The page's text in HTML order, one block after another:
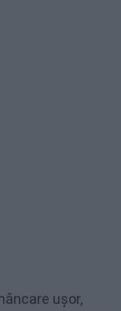
ușor,